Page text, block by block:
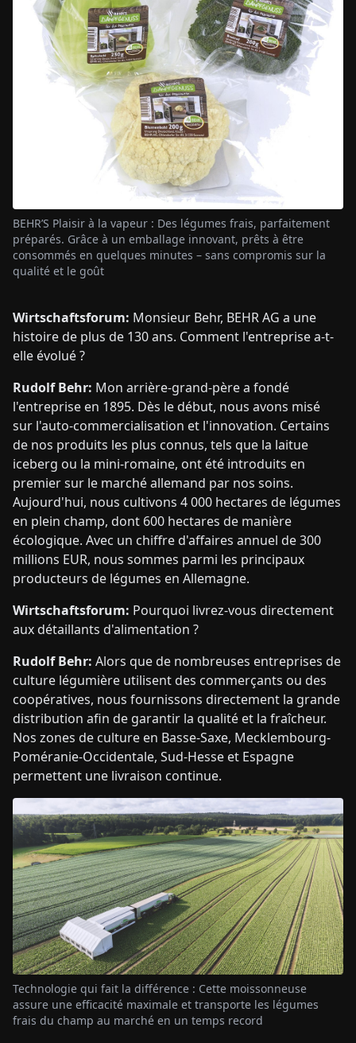
Wirtschaftsforum: Monsieur Behr, BEHR AG a une
histoire de plus de 130 ans. Comment l'entreprise a-t-
elle évolué ?
Rudolf Behr: Mon arrière-grand-père a fondé
l'entreprise en 1895. Dès le début, nous avons misé
sur l'auto-commercialisation et l'innovation. Certains
de nos produits les plus connus, tels que la laitue
iceberg ou la mini-romaine, ont été introduits en
premier sur le marché allemand par nos soins.
Aujourd'hui, nous cultivons 4 000 hectares de légumes
en plein champ, dont 600 hectares de manière
écologique. Avec un chiffre d'affaires annuel de 300
millions EUR, nous sommes parmi les principaux
producteurs de légumes en Allemagne.
Wirtschaftsforum: Pourquoi livrez-vous directement
aux détaillants d'alimentation ?
BEHR’S Plaisir à la vapeur : Des légumes frais, parfaitement
préparés. Grâce à un emballage innovant, prêts à être
consommés en quelques minutes – sans compromis sur la
qualité et le goût
Rudolf Behr: Alors que de nombreuses entreprises de
culture légumière utilisent des commerçants ou des
coopératives, nous fournissons directement la grande
distribution afin de garantir la qualité et la fraîcheur.
Nos zones de culture en Basse-Saxe, Mecklembourg-
Poméranie-Occidentale, Sud-Hesse et Espagne
permettent une livraison continue.
Technologie qui fait la différence : Cette moissonneuse
assure une efficacité maximale et transporte les légumes
frais du champ au marché en un temps record